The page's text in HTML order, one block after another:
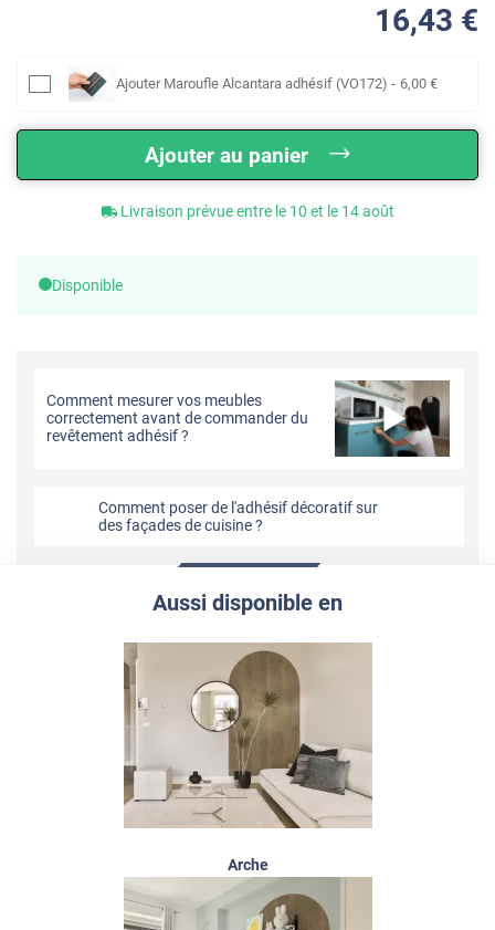
16,43 €
Ajouter Maroufle Alcantara adhésif (VO172) - 6,00 €
Ajouter au panier
Livraison prévue entre le 10 et le 14 août
Disponible
Comment mesurer vos meubles
correctement avant de commander du
revêtement adhésif ?
Comment poser de l'adhésif décoratif sur
des façades de cuisine ?
Aussi disponible en
Arche